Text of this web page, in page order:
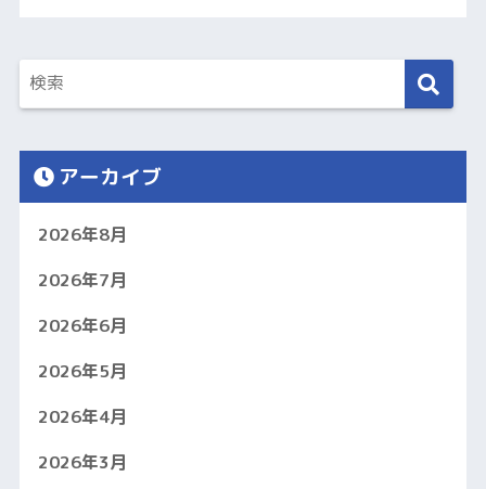
アーカイブ
2026年8月
2026年7月
2026年6月
2026年5月
2026年4月
2026年3月